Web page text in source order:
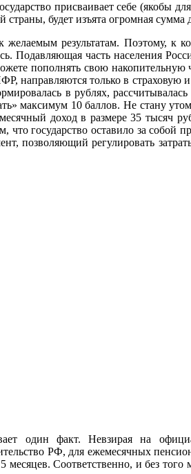
присваивает себе (якобы
будет изъята огромная
результатам. Поэтому, к
Подавляющая часть населения
пополнять свою
направляются только в страховую
в рублях,
максимум 10 баллов. Не стану
доход в размере 35 тысяч
государство оставило за собой
позволяющий регулировать
один факт. Невзирая на
РФ, для ежемесячных
месяцев. Соответственно, и без